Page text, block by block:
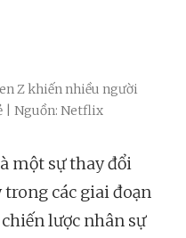
Z khiến nhiều người
| Nguồn: Netflix
một sự thay đổi
các giai đoạn
lược nhân sự